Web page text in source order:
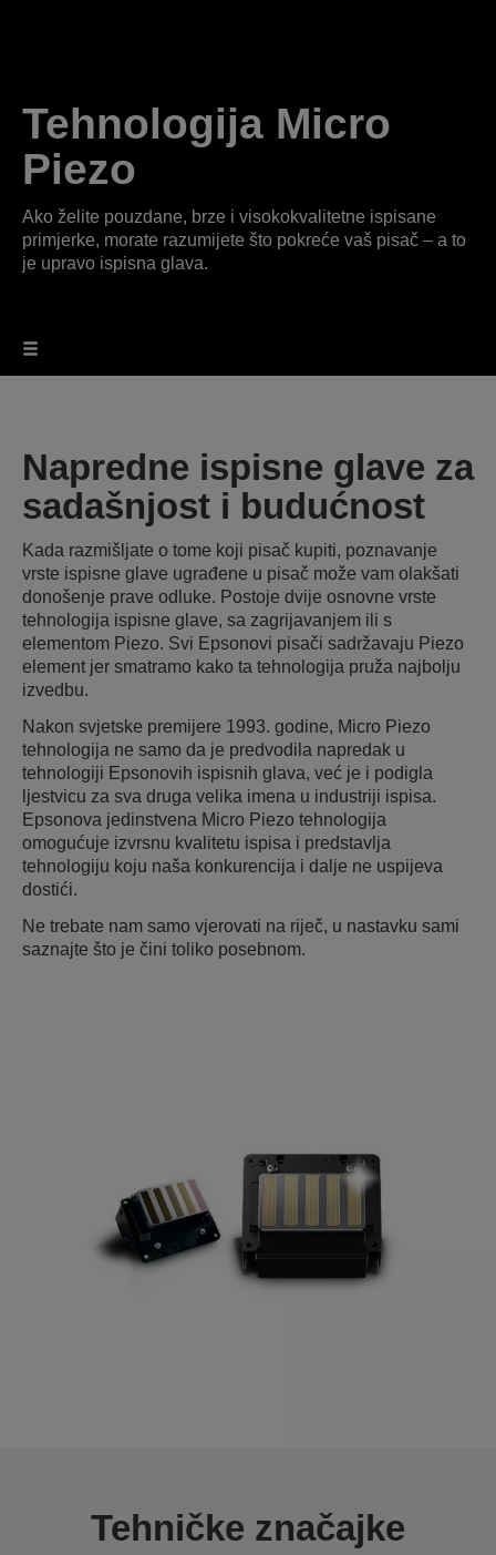
Tehnologija Micro
Piezo
Ako želite pouzdane, brze i visokokvalitetne ispisane
primjerke, morate razumijete što pokreće vaš pisač – a to
je upravo ispisna glava.
Napredne ispisne glave za
sadašnjost i budućnost
Kada razmišljate o tome koji pisač kupiti, poznavanje
vrste ispisne glave ugrađene u pisač može vam olakšati
donošenje prave odluke. Postoje dvije osnovne vrste
tehnologija ispisne glave, sa zagrijavanjem ili s
elementom Piezo. Svi Epsonovi pisači sadržavaju Piezo
element jer smatramo kako ta tehnologija pruža najbolju
izvedbu.
Nakon svjetske premijere 1993. godine, Micro Piezo
tehnologija ne samo da je predvodila napredak u
tehnologiji Epsonovih ispisnih glava, već je i podigla
ljestvicu za sva druga velika imena u industriji ispisa.
Epsonova jedinstvena Micro Piezo tehnologija
omogućuje izvrsnu kvalitetu ispisa i predstavlja
tehnologiju koju naša konkurencija i dalje ne uspijeva
dostići.
Ne trebate nam samo vjerovati na riječ, u nastavku sami
saznajte što je čini toliko posebnom.
Tehničke značajke